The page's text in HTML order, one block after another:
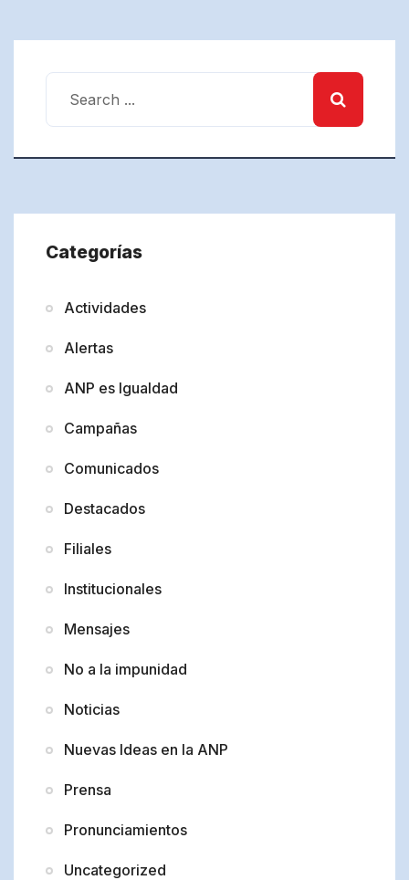
Categorías
Actividades
Alertas
ANP es Igualdad
Campañas
Comunicados
Destacados
Filiales
Institucionales
Mensajes
No a la impunidad
Noticias
Nuevas Ideas en la ANP
Prensa
Pronunciamientos
Uncategorized